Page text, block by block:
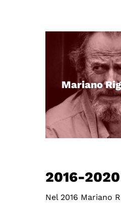
Mariano
2016-2020
Nel 2016 Mariano